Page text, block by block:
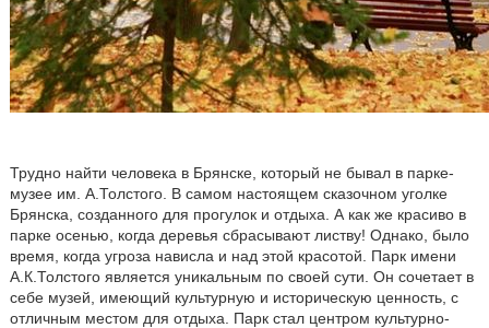
Трудно найти человека в Брянске, который не бывал в парке-
музее им. А.Толстого. В самом настоящем сказочном уголке
Брянска, созданного для прогулок и отдыха. А как же красиво в
парке осенью, когда деревья сбрасывают листву! Однако, было
время, когда угроза нависла и над этой красотой. Парк имени
А.К.Толстого является уникальным по своей сути. Он сочетает в
себе музей, имеющий культурную и историческую ценность, с
отличным местом для отдыха. Парк стал центром культурно-